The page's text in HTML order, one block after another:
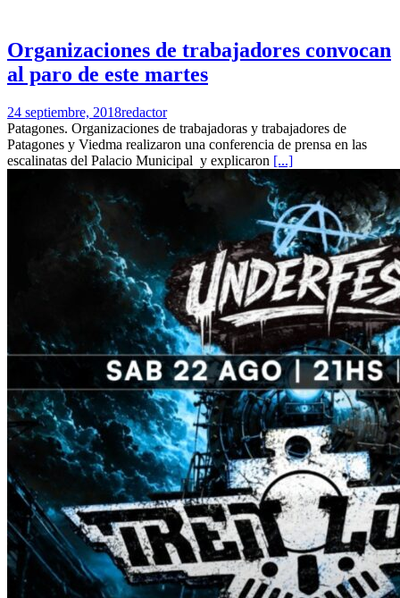
Organizaciones de trabajadores convocan
al paro de este martes
24 septiembre, 2018redactor
Patagones. Organizaciones de trabajadoras y trabajadores de
Patagones y Viedma realizaron una conferencia de prensa en las
escalinatas del Palacio Municipal y explicaron [...]